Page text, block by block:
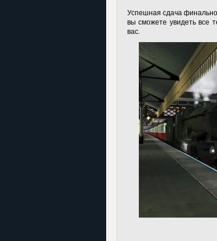
Успешная сдача
вы сможете увидеть все
вас.